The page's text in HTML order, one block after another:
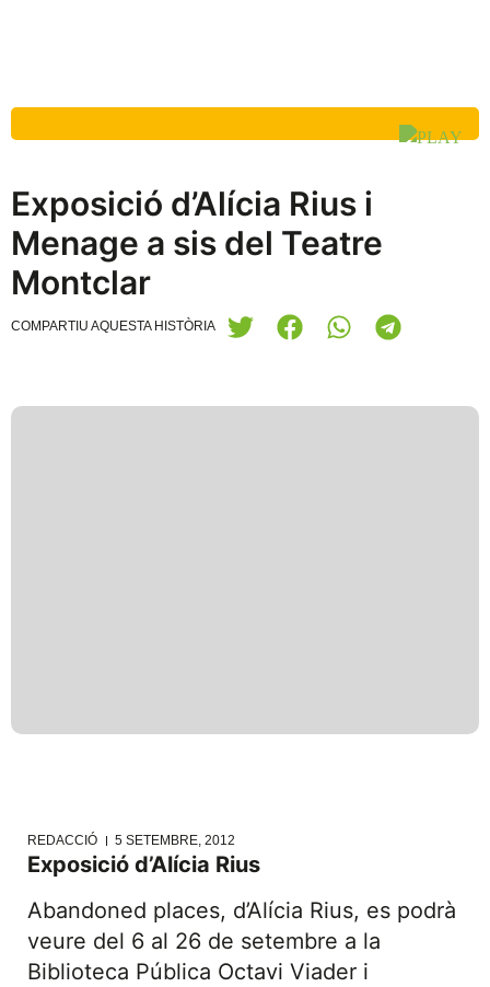
Exposició d’Alícia Rius i
Menage a sis del Teatre
Montclar
COMPARTIU AQUESTA HISTÒRIA
REDACCIÓ 5 SETEMBRE, 2012
Exposició d’Alícia Rius
Abandoned places, d’Alícia Rius, es podrà
veure del 6 al 26 de setembre a la
Biblioteca Pública Octavi Viader i